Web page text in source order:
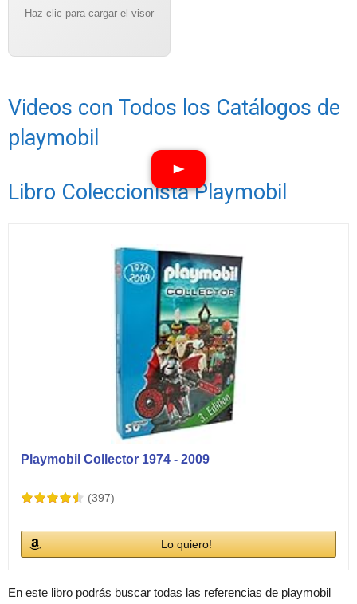
Haz clic para cargar el visor
Videos con Todos los Catálogos de
playmobil
Libro Coleccionista Playmobil
Playmobil Collector 1974 - 2009
(397)
Lo quiero!
En este libro podrás buscar todas las referencias de playmobil